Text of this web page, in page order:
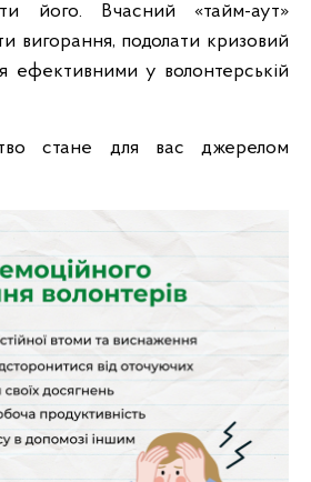
його. Вчасний «тайм-аут»
вигорання, подолати кризовий
ефективними у волонтерській
стане для вас джерелом